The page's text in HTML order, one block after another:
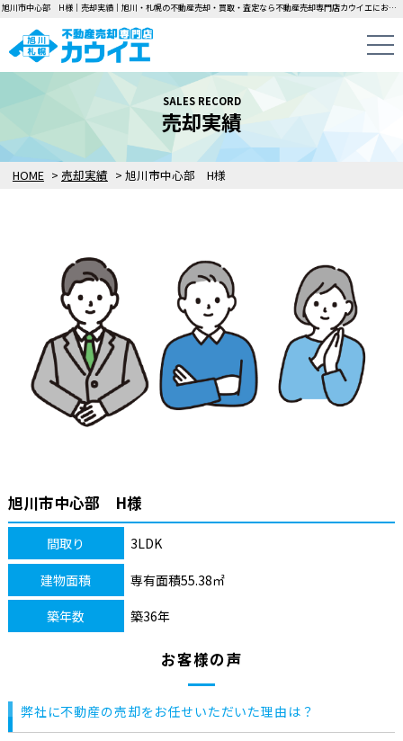
旭川市中心部 H様｜売却実績｜旭川・札幌の不動産売却・買取・査定なら不動産売却専門店カウイエにお任せください！中古一戸建て・マンション・土地の即日無料査定・即金買取を行っています！
HOME > 売却実績 > 旭川市中心部 H様
SALES RECORD
売却実績
旭川市中心部 H様
間取り 3LDK
建物面積 専有面積55.38㎡
築年数 築36年
お客様の声
弊社に不動産の売却をお任せいただいた理由は？